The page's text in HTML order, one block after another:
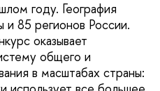
году. География
85 регионов России.
оказывает
общего и
в масштабах страны: